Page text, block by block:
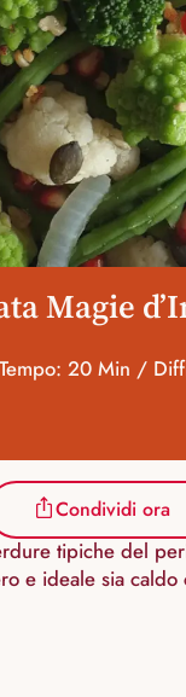
Magie
20 Min /
Condividi ora
tipiche del
e ideale sia caldo